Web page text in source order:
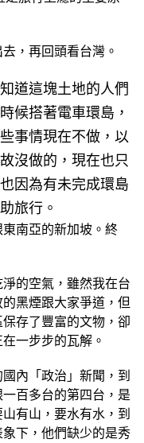
，再回頭看台灣。
道這塊土地的人們
候搭著電車環島，
事情現在不做，以
沒做的，現在也只
因為有未完成環島
旅行。
南亞的新加坡。終
的空氣，雖然我在台
黑煙跟大家爭道，但
存了豐富的文物，卻
一步步的瓦解。
內「政治」新聞，到
百多台的第四台，是
有山，要水有水，到
下，他們缺少的是秀